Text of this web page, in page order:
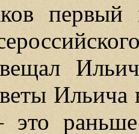
первый
Ильича
раньше